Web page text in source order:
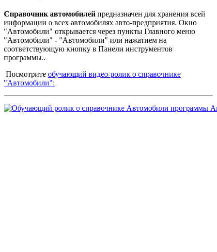
Справочник автомобилей предназначен для хранения всей
информации о всех автомобилях авто-предприятия. Окно
"Автомобили" открывается через пункты Главного меню
"Автомобили" - "Автомобили" или нажатием на
соответствующую кнопку в Панели инструментов
программы..
Посмотрите обучающий видео-ролик о справочнике
"Автомобили":